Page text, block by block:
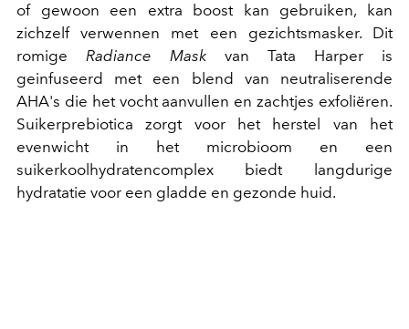
of gewoon een extra boost kan gebruiken, kan
zichzelf verwennen met een gezichtsmasker. Dit
romige Radiance Mask van Tata Harper is
geinfuseerd met een blend van neutraliserende
AHA's die het vocht aanvullen en zachtjes exfoliëren.
Suikerprebiotica zorgt voor het herstel van het
evenwicht in het microbioom en een
suikerkoolhydratencomplex biedt langdurige
hydratatie voor een gladde en gezonde huid.